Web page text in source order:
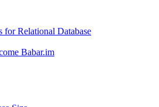
for Relational Database
Babar.im